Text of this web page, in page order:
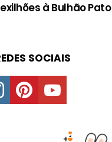
à Bulhão Pato
SOCIAIS
instagrampinterestyoutube